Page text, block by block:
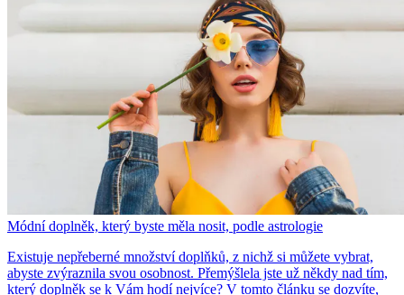
Módní doplněk, který byste měla nosit, podle astrologie
Existuje nepřeberné množství doplňků, z nichž si můžete vybrat,
abyste zvýraznila svou osobnost. Přemýšlela jste už někdy nad tím,
který doplněk se k Vám hodí nejvíce? V tomto článku se dozvíte,